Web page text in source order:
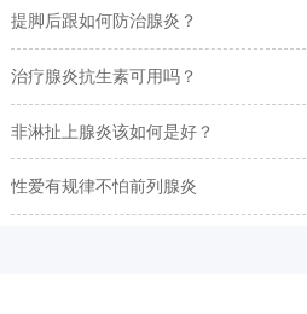
提脚后跟如何防治腺炎？
治疗腺炎抗生素可用吗？
非淋扯上腺炎该如何是好？
性爱有规律不怕前列腺炎